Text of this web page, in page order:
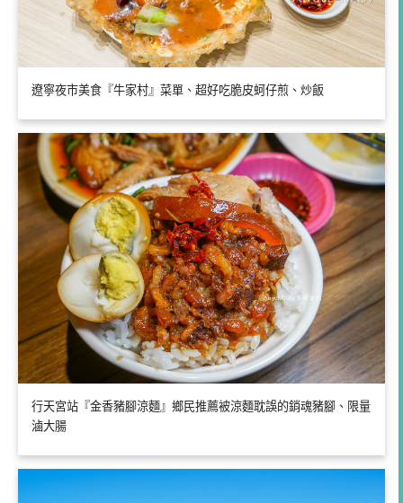
遼寧夜市美食『牛家村』菜單、超好吃脆皮蚵仔煎、炒飯
行天宮站『金香豬腳涼麵』鄉民推薦被涼麵耽誤的銷魂豬腳、限量
滷大腸